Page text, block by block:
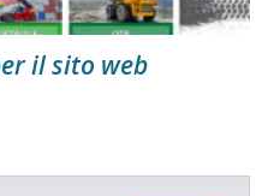
il sito web